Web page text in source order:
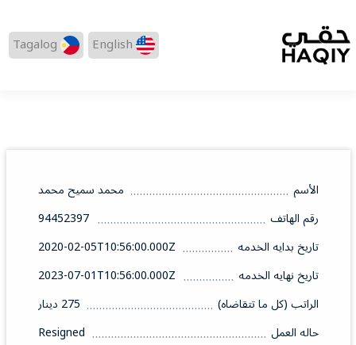
English
Tagalog
الأسم
محمد سميح محمد
رقم الهاتف
94452397
تاريخ بدايه الخدمه
2020-02-05T10:56:00.000Z
تاريخ نهايه الخدمه
2023-07-01T10:56:00.000Z
الراتب (كل ما تتقاضاه)
275 دينار
حاله العمل
Resigned